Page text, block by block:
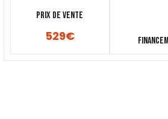
Prix de vente
529€